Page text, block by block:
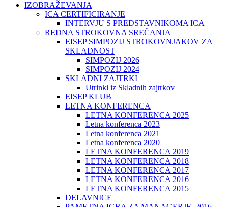
IZOBRAŽEVANJA
ICA CERTIFICIRANJE
INTERVJU S PREDSTAVNIKOMA ICA
REDNA STROKOVNA SREČANJA
EISEP SIMPOZIJ STROKOVNJAKOV ZA
SKLADNOST
SIMPOZIJ 2026
SIMPOZIJ 2024
SKLADNI ZAJTRKI
Utrinki iz Skladnih zajtrkov
EISEP KLUB
LETNA KONFERENCA
LETNA KONFERENCA 2025
Letna konferenca 2023
Letna konferenca 2021
Letna konferenca 2020
LETNA KONFERENCA 2019
LETNA KONFERENCA 2018
LETNA KONFERENCA 2017
LETNA KONFERENCA 2016
LETNA KONFERENCA 2015
DELAVNICE